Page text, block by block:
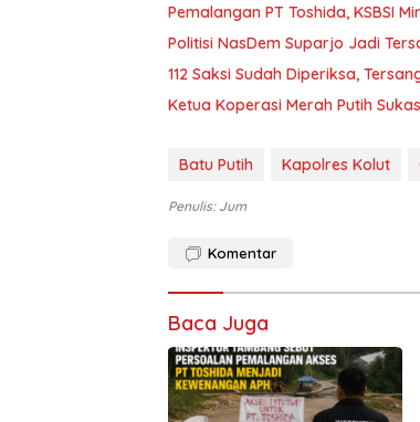
Pemalangan PT Toshida, KSBSI
Politisi NasDem Suparjo Jadi
112 Saksi Sudah Diperiksa,
Ketua Koperasi Merah Putih
Batu Putih Kapolres Kolut
Penulis: Jum
Komentar
Baca Juga